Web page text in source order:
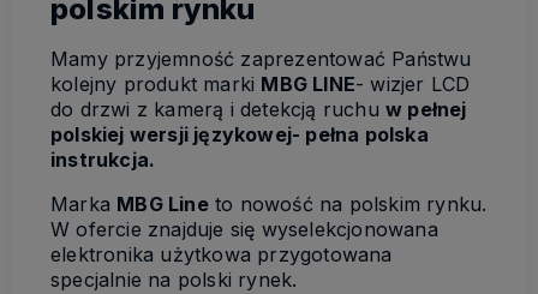
polskim rynku
Mamy przyjemność zaprezentować Państwu
kolejny produkt marki MBG LINE- wizjer LCD
do drzwi z kamerą i detekcją ruchu w pełnej
polskiej wersji językowej- pełna polska
instrukcja.
Marka MBG Lineto nowość na polskim rynku.
W ofercie znajduje się wyselekcjonowana
elektronika użytkowa przygotowana
specjalnie na polski rynek.